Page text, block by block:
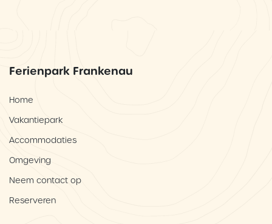
Ferienpark Frankenau
Home
Vakantiepark
Accommodaties
Omgeving
Neem contact op
Reserveren